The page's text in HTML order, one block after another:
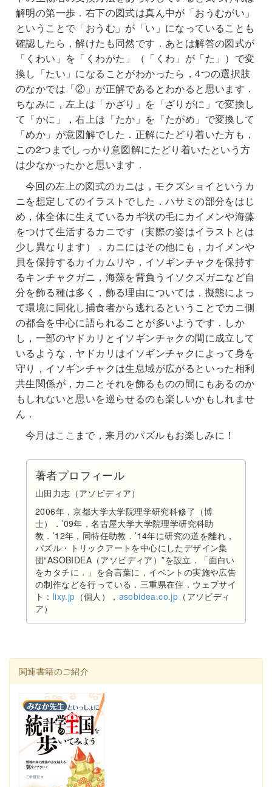
解明の第一歩．右下の図式は真ん中が「おうむがい」
ということで「おうむ」が「い」になっていることも
確認したら，解けたも同然です．あとは解答の図式が
「くわい」を「くわがた」（「くわ」が「た」）で変
換し「たい」になることがわかったら，4つの選択肢
のなかでは「②」が正解であるとわかると思います．
ちなみに，左上は「かざり」を「ざりがに」で変換し
て「かに」，右上は「たか」を「たがめ」で変換して
「めか」が意図解でした．正解にたどり着いた方も，
この2つまでしっかり意図解にたどり着いたという方
は少なかったかと思います．
今回の左上の図式のカニは，モクズショイというカ
ニを想定してのイラストでした．ハサミの部分をはじ
め，体全体に生えているカギ状の毛にカイメンや海藻
をつけて生活するカニです（実際の姿はイラストとは
少し異なります）．カニにはその他にも，カイメンや
貝を保持するカイカムリや，イソギンチャクを保持す
るキンチャクガニ，海藻を背負うイソクズガニなど自
分を飾る種は多く，飾る理由については，擬態によっ
て環境に同化し捕食者から逃れるということでカニ側
の都合を中心に語られることが多いようです．しか
し，一部のヤドカリとイソギンチャクの間に成立して
いるような，ヤドカリはイソギンチャクによって身を
守り，イソギンチャクは生息域が広がるといった相利
共生関係が，カニとそれを飾るものの間にもあるのか
もしれないと思いを巡らせるのも楽しいかもしれませ
ん．
今月はここまで，来月のパズルもお楽しみに！
著者プロフィール
山田力志（アソビディア）
2006年，京都大学大学院理学研究科修了（博
士）．’09年，名古屋大学大学院理学研究科助
教．’12年，同特任助教．’14年に研究の道を離れ，
パズル・トリックアートを中心にしたデザイン集
団“ASOBIDEA（アソビディア）”を設立．「面白い
をカタチに．」を合言葉に，イベントの実施や広告
の制作などを行っている．三重県在住．ウェブサイ
ト： lixy.jp （個人）， asobidea.co.jp （アソビディ
ア）
関連書籍のご紹介